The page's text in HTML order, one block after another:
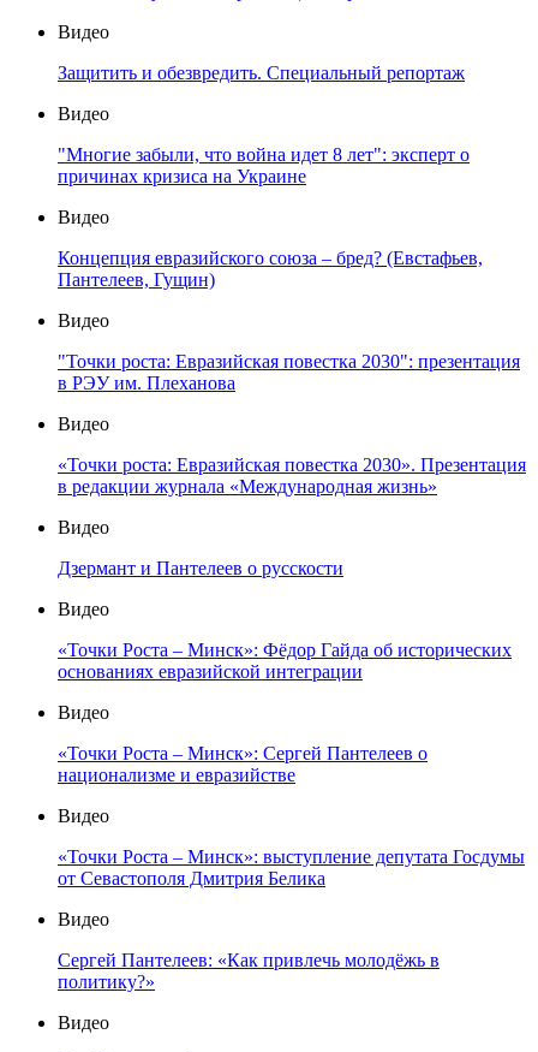
Видео
Защитить и обезвредить. Специальный репортаж
Видео
"Многие забыли, что война идет 8 лет": эксперт о
причинах кризиса на Украине
Видео
Концепция евразийского союза – бред? (Евстафьев,
Пантелеев, Гущин)
Видео
"Точки роста: Евразийская повестка 2030": презентация
в РЭУ им. Плеханова
Видео
«Точки роста: Евразийская повестка 2030». Презентация
в редакции журнала «Международная жизнь»
Видео
Дзермант и Пантелеев о русскости
Видео
«Точки Роста – Минск»: Фёдор Гайда об исторических
основаниях евразийской интеграции
Видео
«Точки Роста – Минск»: Сергей Пантелеев о
национализме и евразийстве
Видео
«Точки Роста – Минск»: выступление депутата Госдумы
от Севастополя Дмитрия Белика
Видео
Сергей Пантелеев: «Как привлечь молодёжь в
политику?»
Видео